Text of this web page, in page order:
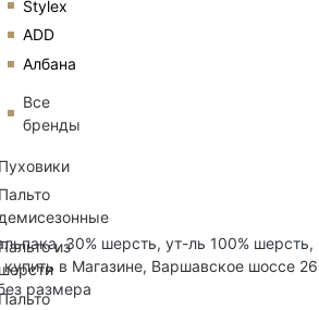
Stylex
ADD
Албана
Все
бренды
Пуховики
Пальто
из30% шерсть, ут-ль 100%
в Магазине, Варшавское шоссе 26
размера